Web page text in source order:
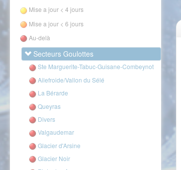
Mise a jour < 4 jours
Mise a jour < 6 jours
Au-delà
Secteurs Goulottes
Ste Marguerite-Tabuc-Guisane-Combeynot
Ailefroide/Vallon du Sélé
La Bérarde
Queyras
Divers
Valgaudemar
Glacier d'Arsine
Glacier Noir